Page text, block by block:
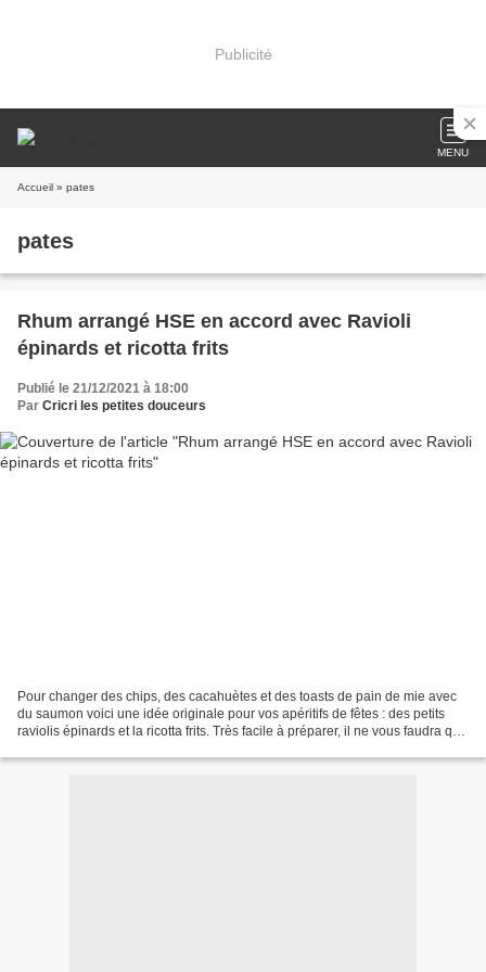
Publicité
MENU
Accueil » pates
pates
Rhum arrangé HSE en accord avec Ravioli
épinards et ricotta frits
Publié le 21/12/2021 à 18:00
Par Cricri les petites douceurs
Pour changer des chips, des cacahuètes et des toasts de pain de mie avec
du saumon voici une idée originale pour vos apéritifs de fêtes : des petits
raviolis épinards et la ricotta frits. Très facile à préparer, il ne vous faudra que